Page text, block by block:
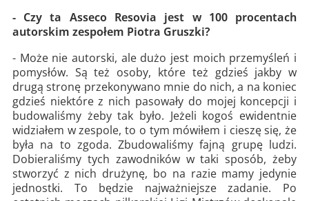
- Czy ta Asseco Resovia jest w 100 procentach
autorskim zespołem Piotra Gruszki?
- Może nie autorski, ale dużo jest moich przemyśleń i
pomysłów. Są też osoby, które też gdzieś jakby w
drugą stronę przekonywano mnie do nich, a na koniec
gdzieś niektóre z nich pasowały do mojej koncepcji i
budowaliśmy żeby tak było. Jeżeli kogoś ewidentnie
widziałem w zespole, to o tym mówiłem i cieszę się, że
była na to zgoda. Zbudowaliśmy fajną grupę ludzi.
Dobieraliśmy tych zawodników w taki sposób, żeby
stworzyć z nich drużynę, bo na razie mamy jedynie
jednostki. To będzie najważniejsze zadanie. Po